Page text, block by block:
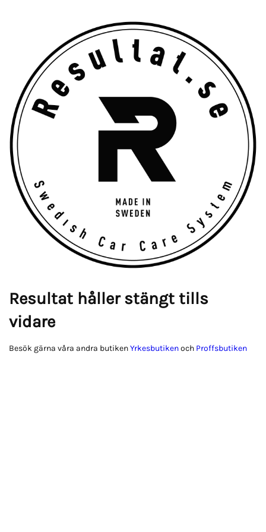
Resultat håller stängt tills
vidare
Besök gärna våra andra butikenYrkesbutikenoch Proffsbutiken